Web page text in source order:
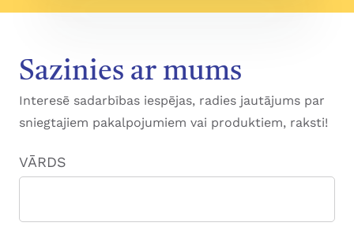
Sazinies ar mums
Interesē sadarbības iespējas, radies jautājums par
sniegtajiem pakalpojumiem vai produktiem, raksti!
VĀRDS